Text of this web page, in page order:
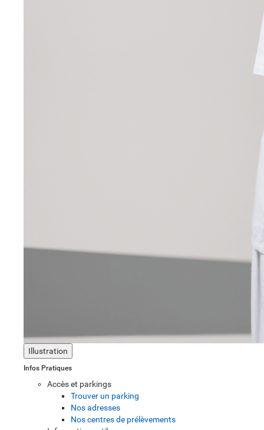
Illustration
Infos Pratiques
Accès et parkings
Trouver un parking
Nos adresses
Nos centres de prélèvements